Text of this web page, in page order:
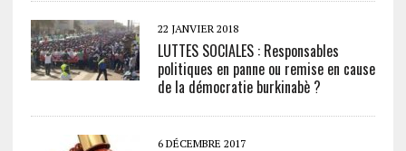
22 JANVIER 2018
LUTTES SOCIALES : Responsables
politiques en panne ou remise en cause
de la démocratie burkinabè ?
6 DÉCEMBRE 2017